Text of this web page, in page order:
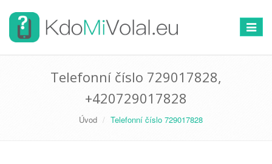
Telefonní číslo 729017828,
+420729017828
Úvod Telefonní číslo 729017828